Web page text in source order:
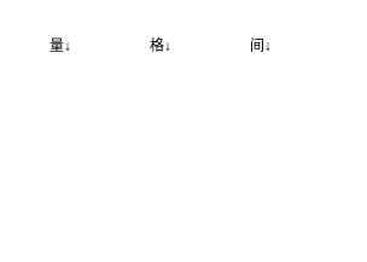
量↓ 格↓ 间↓